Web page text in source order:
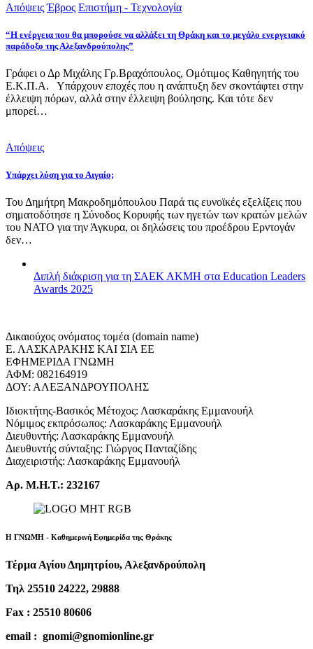
Απόψεις Έβρος Επιστήμη - Τεχνολογία
“Η ενέργεια που θα μπορούσε να αλλάξει τη Θράκη και το μεγάλο ενεργειακό
παράδοξο της Αλεξανδρούπολης”
Γράφει ο Δρ Μιχάλης Γρ.Βραχόπουλος, Ομότιμος Καθηγητής του
Ε.Κ.Π.Α. Υπάρχουν εποχές που η ανάπτυξη δεν σκοντάφτει στην
έλλειψη πόρων, αλλά στην έλλειψη βούλησης. Και τότε δεν
μπορεί…
Απόψεις
Υπάρχει λύση για το Αιγαίο;
Του Δημήτρη Μακροδημόπουλου Παρά τις ευνοϊκές εξελίξεις που
σηματοδότησε η Σύνοδος Κορυφής των ηγετών των κρατών μελών
του ΝΑΤΟ για την Άγκυρα, οι δηλώσεις του προέδρου Ερντογάν
δεν…
Διπλή διάκριση για τη ΣΑΕΚ ΑΚΜΗ στα Education Leaders
Awards 2025
Δικαιούχος ονόματος τομέα (domain name)
Ε. ΛΑΣΚΑΡΑΚΗΣ ΚΑΙ ΣΙΑ ΕΕ
ΕΦΗΜΕΡΙΔΑ ΓΝΩΜΗ
ΑΦΜ: 082164919
ΔΟΥ: ΑΛΕΞΑΝΔΡΟΥΠΟΛΗΣ
Ιδιοκτήτης-Βασικός Μέτοχος: Λασκαράκης Εμμανουήλ
Νόμιμος εκπρόσωπος: Λασκαράκης Εμμανουήλ
Διευθυντής: Λασκαράκης Εμμανουήλ
Διευθυντής σύνταξης: Γιώργος Πανταζίδης
Διαχειριστής: Λασκαράκης Εμμανουήλ
Αρ. Μ.Η.Τ.: 232167
Η ΓΝΩΜΗ - Καθημερινή Εφημερίδα της Θράκης
Τέρμα Αγίου Δημητρίου, Αλεξανδρούπολη
Τηλ 25510 24222, 29888
Fax : 25510 80606
email : gnomi@gnomionline.gr